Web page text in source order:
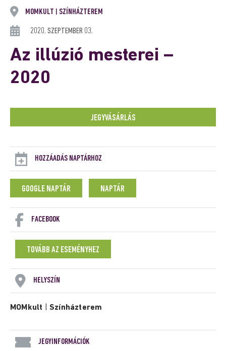
MOMKULT SZÍNHÁZTEREM
2020. SZEPTEMBER 03.
Az illúzió mesterei –
2020
JEGYVÁSÁRLÁS
HOZZÁADÁS NAPTÁRHOZ
GOOGLE NAPTÁR NAPTÁR
FACEBOOK
TOVÁBB AZ ESEMÉNYHEZ
HELYSZÍN
MOMkult |Színházterem
JEGYINFORMÁCIÓK